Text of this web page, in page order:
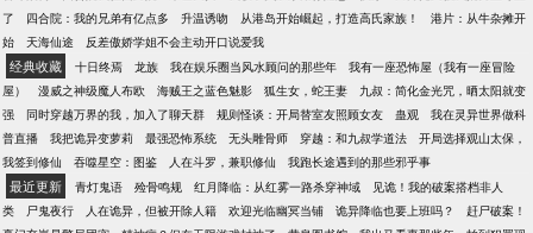
了
四合院：我的兄弟有亿点多 升温诱吻 从港岛开始崛起，打造高氏家族！
港片：从牛杂摊开
始
天海仙途 反差傲娇学姐不会主动开口说爱我
经典收藏 十日终焉 龙族 我在娱乐圈当风水顾问的那些年
我有一座恐怖屋（我有一座冒险
屋）
漫威之神级魔人布欧 海贼王之蓝色魅影 狐生女，蛇王妻
九叔：简化金光咒，晒太阳就变
强
同时穿越万界的我，加入了聊天群 规则怪谈：开局替室友照顾女友 蛊观
我在灵异世界做科
普直播
我把诡异变萝莉 最强恐怖系统 无头雕骨师 穿越：和九叔学道法
开局选择观山太保，
我签到修仙
吞噬星空：图鉴 人在斗罗，兼职修仙 我跑长途遇到的那些邪乎事
最近更新 青灯鬼语 殓骨鸣规 红月降临：从红雾一路杀穿神域
见诡！我的破案搭档非人
类
尸鬼夜行 人在诡异，但被开除人籍 欢迎光临幽冥当铺 诡异降临也要上班吗？
赶尸破案！